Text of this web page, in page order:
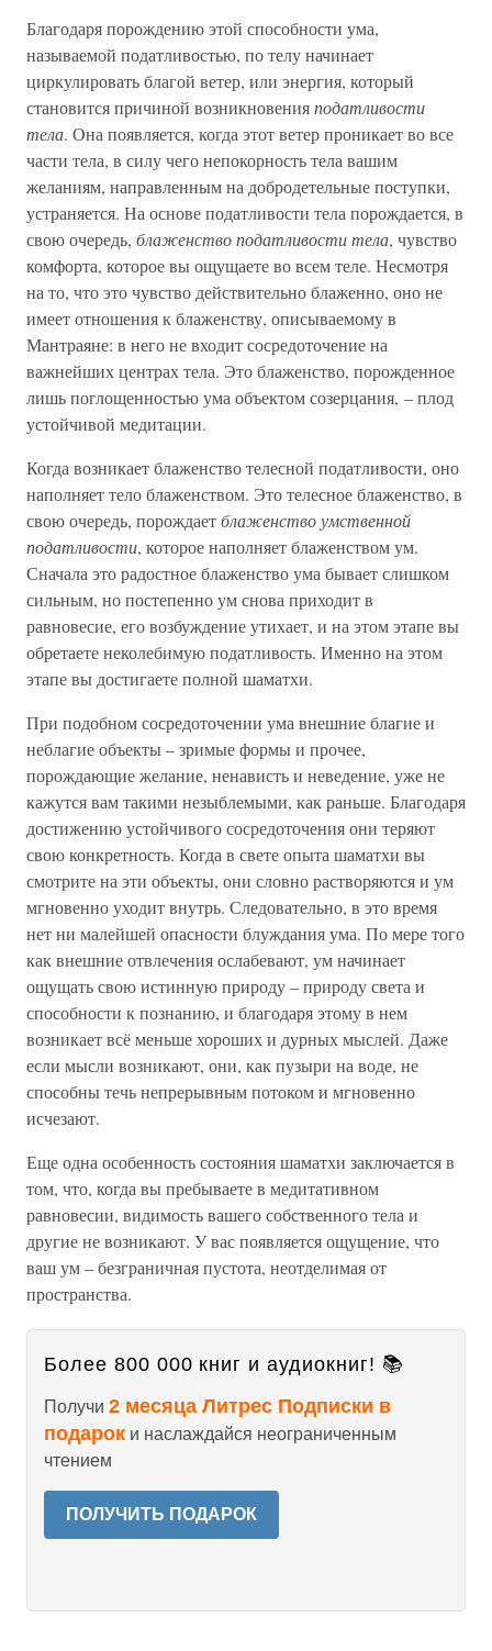
Благодаря порождению этой способности ума,
называемой податливостью, по телу начинает
циркулировать благой ветер, или энергия, который
становится причиной возникновенияподатливости
тела. Она появляется, когда этот ветер проникает во все
части тела, в силу чего непокорность тела вашим
желаниям, направленным на добродетельные поступки,
устраняется. На основе податливости тела порождается, в
свою очередь, блаженство податливости тела, чувство
комфорта, которое вы ощущаете во всем теле. Несмотря
на то, что это чувство действительно блаженно, оно не
имеет отношения к блаженству, описываемому в
Мантраяне: в него не входит сосредоточение на
важнейших центрах тела. Это блаженство, порожденное
лишь поглощенностью ума объектом созерцания, – плод
устойчивой медитации.
Когда возникает блаженство телесной податливости, оно
наполняет тело блаженством. Это телесное блаженство, в
свою очередь, порождаетблаженство умственной
податливости, которое наполняет блаженством ум.
Сначала это радостное блаженство ума бывает слишком
сильным, но постепенно ум снова приходит в
равновесие, его возбуждение утихает, и на этом этапе вы
обретаете неколебимую податливость. Именно на этом
этапе вы достигаете полной шаматхи.
При подобном сосредоточении ума внешние благие и
неблагие объекты – зримые формы и прочее,
порождающие желание, ненависть и неведение, уже не
кажутся вам такими незыблемыми, как раньше. Благодаря
достижению устойчивого сосредоточения они теряют
свою конкретность. Когда в свете опыта шаматхи вы
смотрите на эти объекты, они словно растворяются и ум
мгновенно уходит внутрь. Следовательно, в это время
нет ни малейшей опасности блуждания ума. По мере того
как внешние отвлечения ослабевают, ум начинает
ощущать свою истинную природу – природу света и
способности к познанию, и благодаря этому в нем
возникает всё меньше хороших и дурных мыслей. Даже
если мысли возникают, они, как пузыри на воде, не
способны течь непрерывным потоком и мгновенно
исчезают.
Еще одна особенность состояния шаматхи заключается в
том, что, когда вы пребываете в медитативном
равновесии, видимость вашего собственного тела и
другие не возникают. У вас появляется ощущение, что
ваш ум – безграничная пустота, неотделимая от
пространства.
Более 800 000 книг и аудиокниг! 📚
Получи 2 месяца Литрес Подписки в
подарок и наслаждайся неограниченным
чтением
ПОЛУЧИТЬ ПОДАРОК